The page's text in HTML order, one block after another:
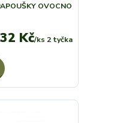
OVOCNO
32 Kč/ks 2 tyčka